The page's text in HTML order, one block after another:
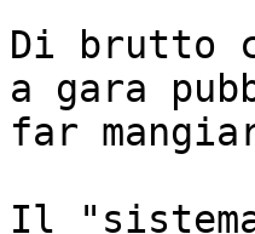
Di brutto
a gara
far
Il